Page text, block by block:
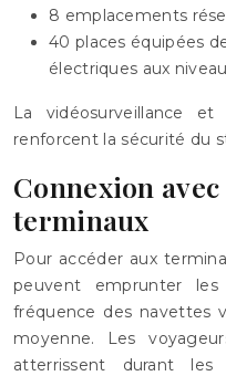
8 emplacements
40 places équipées
électriques aux
La vidéosurveillance et
renforcent la sécurité du
Connexion
terminaux
Pour accéder aux
peuvent emprunter
fréquence des navettes
moyenne. Les
atterrissent durant